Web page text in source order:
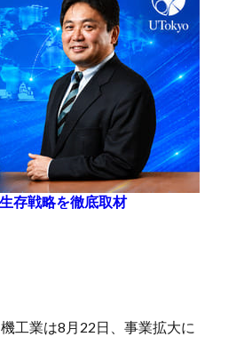
存戦略を徹底取材
工業は8月22日、事業拡大に